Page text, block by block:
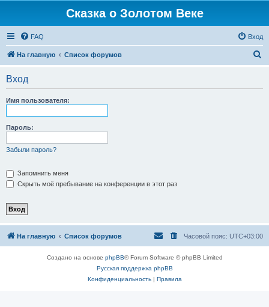
Сказка о Золотом Веке
FAQ Вход
На главную Список форумов
Вход
Имя пользователя:
Пароль:
Забыли пароль?
Запомнить меня
Скрыть моё пребывание на конференции в этот раз
На главную Список форумов Часовой пояс: UTC+03:00
Создано на основе phpBB® Forum Software © phpBB Limited
Русская поддержка phpBB
Конфиденциальность| Правила